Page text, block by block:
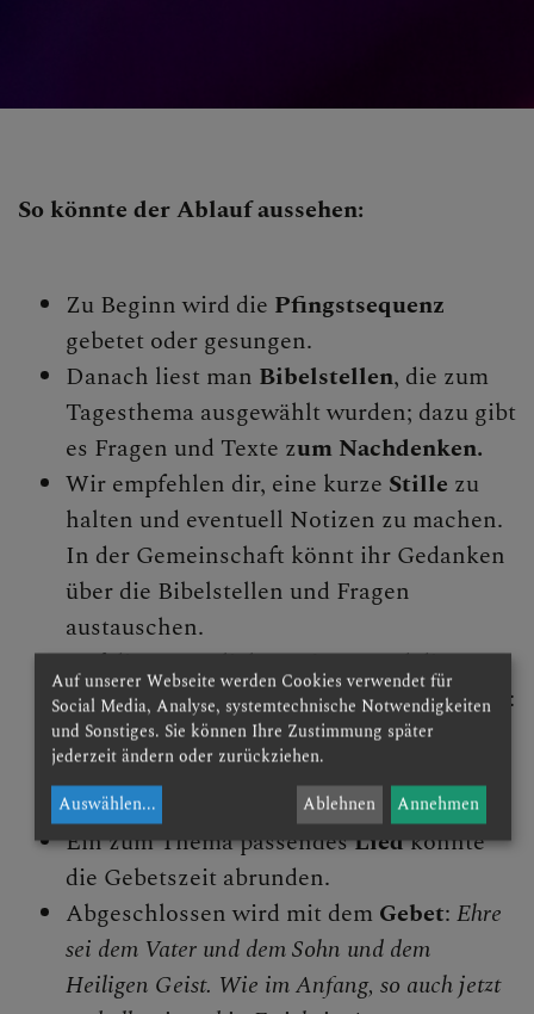
So könnte der Ablauf aussehen:
Zu Beginn wird die Pfingstsequenz
gebetet oder gesungen.
Danach liest man Bibelstellen, die zum
Tagesthema ausgewählt wurden; dazu gibt
es Fragen und Texte zum Nachdenken.
Wir empfehlen dir, eine kurze Stille zu
halten und eventuell Notizen zu machen.
In der Gemeinschaft könnt ihr Gedanken
über die Bibelstellen und Fragen
austauschen.
Auf die persönlichenBittenund die
Fürbittenfür andere folgt jeweils der Ruf:
Komm, Heiliger Geist! Weitere frei
formulierte Fürbitten können ergänzt
werden.
Ein zum Thema passendesLiedkönnte
die Gebetszeit abrunden.
Abgeschlossen wird mit dem Gebet: Ehre
sei dem Vater und dem Sohn und dem
Heiligen Geist. Wie im Anfang, so auch jetzt
Auf unserer Webseite werden Cookies verwendet für
Social Media, Analyse, systemtechnische Notwendigkeiten
und Sonstiges. Sie können Ihre Zustimmung später
jederzeit ändern oder zurückziehen.
Auswählen... Ablehnen Annehmen